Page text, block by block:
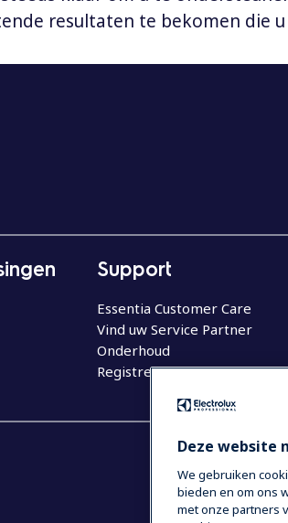
resultaten te bekomen die
Support
Essentia Customer Care
Vind uw Service Partner
Onderhoud
Registreer uw product
Deze website
We gebruiken
bieden en om ons
met onze partners